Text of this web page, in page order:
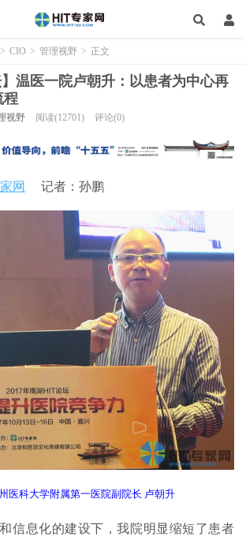
> CIO > 管理视野 > 正文
】温医一院卢朝升：以患者为中心再
程
视野 阅读(12701) 评论(0)
网 记者：孙鹏
医科大学附属第一医院副院长 卢朝升
信息化的建设下，我院明显缩短了患者